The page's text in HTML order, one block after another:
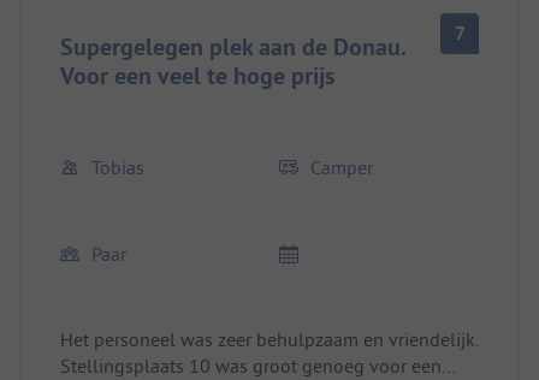
Supergelegen plek aan de Donau.
Voor een veel te hoge prijs
7
Tobias Camper
Paar
Het personeel was zeer behulpzaam en vriendelijk.
Stellingsplaats 10 was groot genoeg voor een